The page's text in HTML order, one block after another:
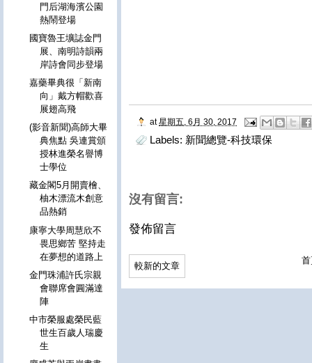
at 星期五, 6月 30, 2017
Labels: 新聞總覽-科技環保
沒有留言:
發佈留言
較新的文章
門后湖海濱公園
熱鬧登場
國寶魯王壙誌金門
展、南明詩韻兩
岸詩會同步登場
嘉藥畢典很「新南
向」戴方帽歡喜
展翅高飛
(影音新聞)高師大畢
典焦點 吳連賞頒
授林進榮名譽博
士學位
藏金閣5月開賣檜、
柚木漂流木創意
品熱銷
康寧大學周慧欣不
畏思鄉苦 堅持走
在夢想的道路上
金門珠浦許氏宗親
會聯席會圓滿達
陣
中市榮服處榮民藍
世生百歲人瑞慶
生